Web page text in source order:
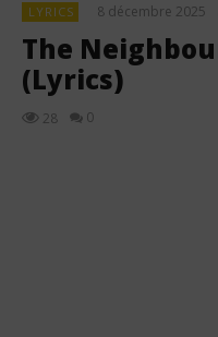
LYRICS 8 décembre 2025
The
(Lyrics)
28 0